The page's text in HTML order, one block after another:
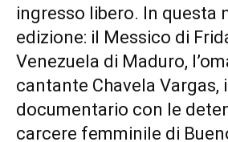
ingresso libero. In questa
edizione: il Messico di
Venezuela di Maduro,
cantante Chavela Vargas,
documentario con le
carcere femminile di